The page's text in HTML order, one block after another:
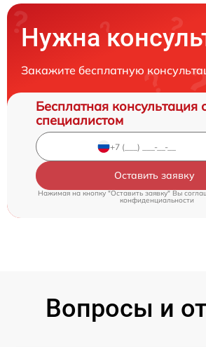
Нужна
Закажите бесплатную
Бесплатная консультация
специалистом
Оставить заявку
Нажимая на кнопку "Оставить заявку" Вы
конфиденциальности
Вопросы и